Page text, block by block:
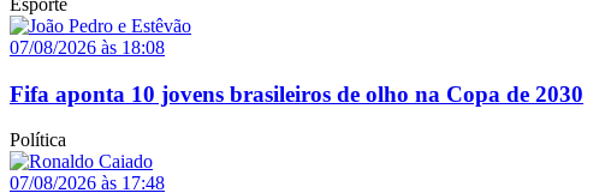
Esporte
07/08/2026 às 18:08
Fifa aponta 10 jovens brasileiros de olho na Copa de 2030
Política
07/08/2026 às 17:48